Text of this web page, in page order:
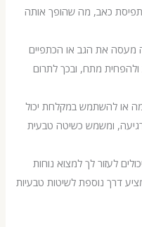
מה שהופך אותה
הגב או הכתפיים
מתח, ובכך לתרום
במקלחת יכול
כשיטה טבעית
לך למצוא נוחות
לשיטות טבעיות